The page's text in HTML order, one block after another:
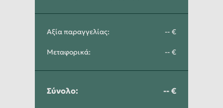
Αξία παραγγελίας: --
Μεταφορικά: --
Σύνολο: --